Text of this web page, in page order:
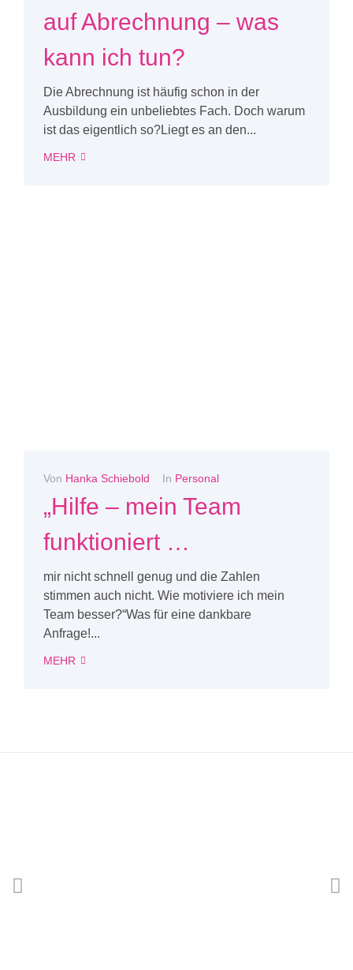
auf Abrechnung – was
kann ich tun?
Die Abrechnung ist häufig schon in der
Ausbildung ein unbeliebtes Fach. Doch warum
ist das eigentlich so?Liegt es an den...
MEHR
Von Hanka Schiebold In Personal
„Hilfe – mein Team
funktioniert …
mir nicht schnell genug und die Zahlen
stimmen auch nicht. Wie motiviere ich mein
Team besser?“Was für eine dankbare
Anfrage!...
MEHR